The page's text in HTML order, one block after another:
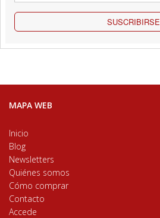
SUSCRIBIRSE
MAPA WEB
Inicio
Blog
Newsletters
Quiénes somos
Cómo comprar
Contacto
Accede